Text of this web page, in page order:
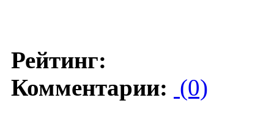
Рейтинг:
Комментарии: (0)